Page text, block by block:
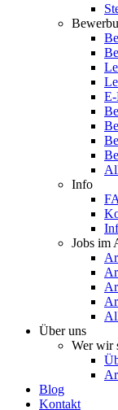
Info
Jobs im
Über uns
Wer wir
Blog
Kontakt